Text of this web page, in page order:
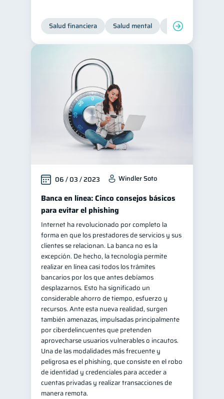
Salud financiera Salud mental Inclusión
06 / 03 / 2023 Windler Soto
Banca en línea: Cinco consejos básicos
para evitar el phishing
Internet ha revolucionado por completo la
forma en que los prestadores de servicios y sus
clientes se relacionan. La banca no es la
excepción. De hecho, la tecnología permite
realizar en línea casi todos los trámites
bancarios por los que antes debíamos
desplazarnos. Esto ha significado un
considerable ahorro de tiempo, esfuerzo y
recursos. Ante esta nueva realidad, surgen
también amenazas, impulsadas principalmente
por ciberdelincuentes que pretenden
aprovecharse usuarios vulnerables o incautos.
Una de las modalidades más frecuente y
peligrosa es el phishing, que consiste en el robo
de identidad y credenciales para acceder a
cuentas privadas y realizar transacciones de
manera remota.